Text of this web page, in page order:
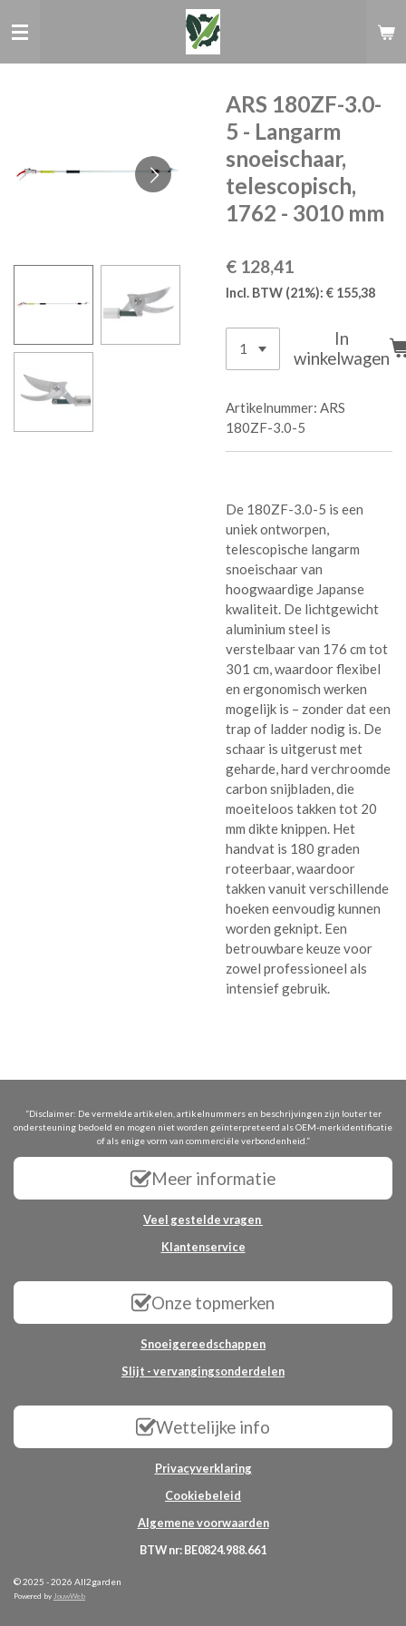
direct
ARS 180ZF-3.0-
5 - Langarm
snoeischaar,
telescopisch,
1762 - 3010 mm
€ 128,41
Incl. BTW (21%): € 155,38
In
winkelwagen
Artikelnummer: ARS
180ZF-3.0-5
De 180ZF-3.0-5 is een
uniek ontworpen,
telescopische langarm
snoeischaar van
hoogwaardige Japanse
kwaliteit. De lichtgewicht
aluminium steel is
verstelbaar van 176 cm tot
301 cm, waardoor flexibel
en ergonomisch werken
mogelijk is – zonder dat een
trap of ladder nodig is. De
schaar is uitgerust met
geharde, hard verchroomde
carbon snijbladen, die
moeiteloos takken tot 20
mm dikte knippen. Het
handvat is 180 graden
roteerbaar, waardoor
takken vanuit verschillende
hoeken eenvoudig kunnen
worden geknipt. Een
betrouwbare keuze voor
zowel professioneel als
intensief gebruik.
“Disclaimer: De vermelde artikelen, artikelnummers en beschrijvingen zijn louter ter
ondersteuning bedoeld en mogen niet worden geïnterpreteerd als OEM-merkidentificatie
of als enige vorm van commerciële verbondenheid.”
Meer informatie
Veel gestelde vragen
Klantenservice
Onze topmerken
Snoeigereedschappen
Slijt - vervangingsonderdelen
Wettelijke info
Privacyverklaring
Cookiebeleid
Algemene voorwaarden
BTW nr: BE0824.988.661
© 2025 - 2026 All2garden
Powered by JouwWeb